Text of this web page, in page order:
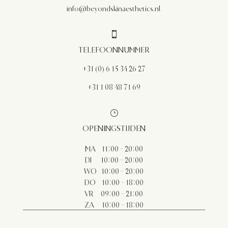
info@beyondskinaesthetics.nl

TELEFOONNUMMER
+31 (0) 6 15 34 26 27
+31 1 08 48 71 69
}
OPENINGSTIJDEN
MA 11:00 – 20:00
DI 10:00 – 20:00
WO 10:00 – 20:00
DO 10:00 – 18:00
VR 09:00 – 21:00
ZA 10:00 – 18:00